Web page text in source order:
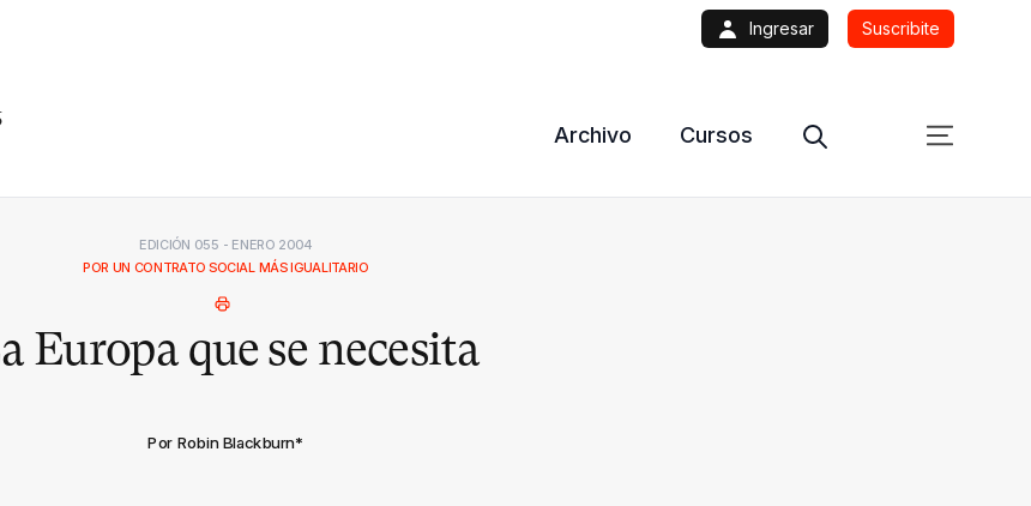
Ingresar Suscribite
Archivo Cursos
EDICIÓN 055 - ENERO 2004
POR UN CONTRATO SOCIAL MÁS IGUALITARIO
Europa que se necesita
Por Robin Blackburn*